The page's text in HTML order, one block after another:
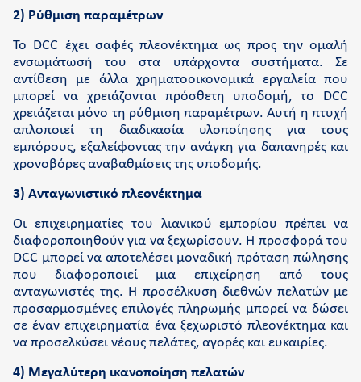
2) Ρύθμιση παραμέτρων
Το DCC έχει σαφές πλεονέκτημα ως προς την ομαλή
ενσωμάτωσή του στα υπάρχοντα συστήματα. Σε
αντίθεση με άλλα χρηματοοικονομικά εργαλεία που
μπορεί να χρειάζονται πρόσθετη υποδομή, το DCC
χρειάζεται μόνο τη ρύθμιση παραμέτρων. Αυτή η πτυχή
απλοποιεί τη διαδικασία υλοποίησης για τους
εμπόρους, εξαλείφοντας την ανάγκη για δαπανηρές και
χρονοβόρες αναβαθμίσεις της υποδομής.
3) Ανταγωνιστικό πλεονέκτημα
Οι επιχειρηματίες του λιανικού εμπορίου πρέπει να
διαφοροποιηθούν για να ξεχωρίσουν. Η προσφορά του
DCC μπορεί να αποτελέσει μοναδική πρόταση πώλησης
που διαφοροποιεί μια επιχείρηση από τους
ανταγωνιστές της. Η προσέλκυση διεθνών πελατών με
προσαρμοσμένες επιλογές πληρωμής μπορεί να δώσει
σε έναν επιχειρηματία ένα ξεχωριστό πλεονέκτημα και
να προσελκύσει νέους πελάτες, αγορές και ευκαιρίες.
4) Μεγαλύτερη ικανοποίηση πελατών